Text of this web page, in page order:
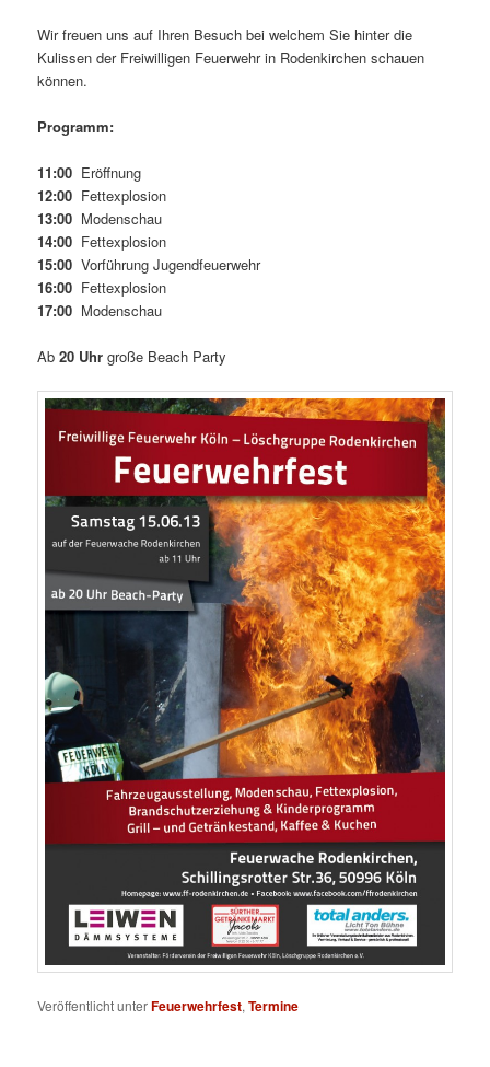
Wir freuen uns auf Ihren Besuch bei welchem Sie hinter die
Kulissen der Freiwilligen Feuerwehr in Rodenkirchen schauen
können.
Programm:
11:00 Eröffnung
12:00 Fettexplosion
13:00 Modenschau
14:00 Fettexplosion
15:00 Vorführung Jugendfeuerwehr
16:00 Fettexplosion
17:00 Modenschau
Ab20 Uhr große Beach Party
Veröffentlicht unterFeuerwehrfest,Termine